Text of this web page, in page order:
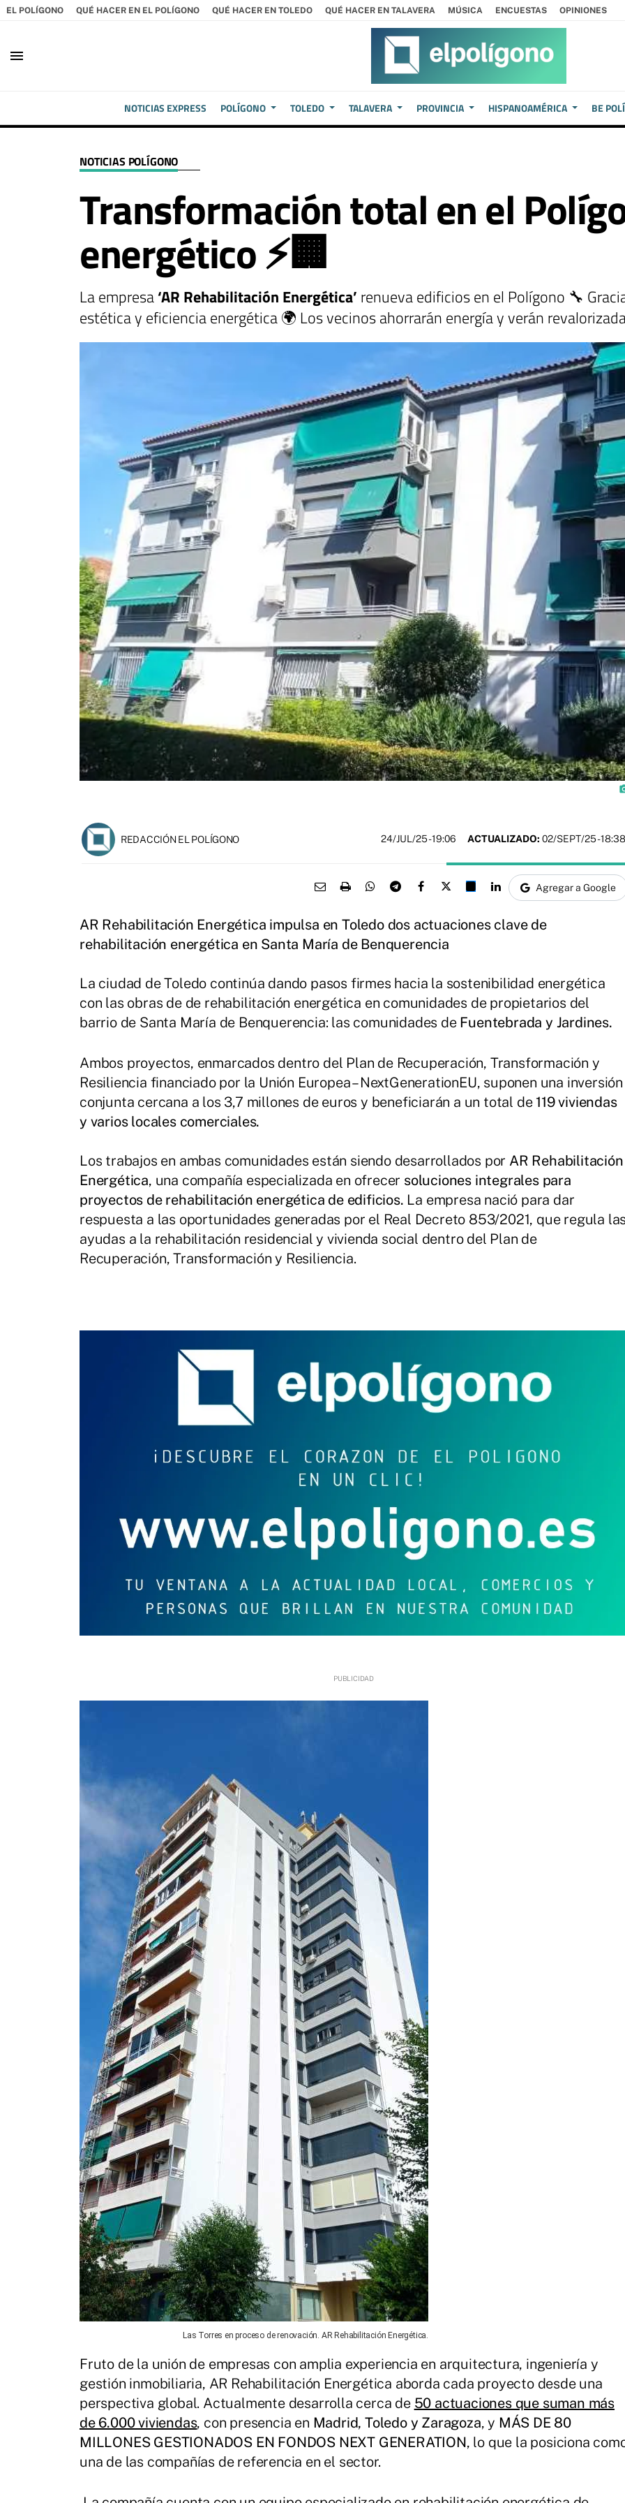
EL POLÍGONO QUÉ HACER EN EL POLÍGONO QUÉ HACER EN TOLEDO QUÉ HACER EN TALAVERA MÚSICA ENCUESTAS OPINIONES
menu
NOTICIAS EXPRESS POLÍGONO TOLEDO TALAVERA PROVINCIA HISPANOAMÉRICA BE
NOTICIAS POLÍGONO
Transformación total en el
energético ⚡🏢
La empresa‘AR Rehabilitación Energética’ renueva edificios en el Polígono 🔧
estética y eficiencia energética 🌍 Los vecinos ahorrarán energía y verán
REDACCIÓN EL POLÍGONO 24/JUL/25- 19:06 ACTUALIZADO: 02/SEPT/25 - 18:38
Agregar a Google
AR Rehabilitación Energética impulsa en Toledo dos actuaciones clave de
rehabilitación energética en Santa María de Benquerencia
La ciudad de Toledo continúa dando pasos firmes hacia la sostenibilidad energética
con las obras de de rehabilitación energética en comunidades de propietarios del
barrio de Santa María de Benquerencia: las comunidades de Fuentebrada y Jardines.
Ambos proyectos, enmarcados dentro del Plan de Recuperación, Transformación y
Resiliencia financiado por la Unión Europea – NextGenerationEU, suponen una inversión
conjunta cercana a los 3,7 millones de euros y beneficiarán a un total de 119 viviendas
y varios locales comerciales.
Los trabajos en ambas comunidades están siendo desarrollados por AR Rehabilitación
Energética, una compañía especializada en ofrecer soluciones integrales para
proyectos de rehabilitación energética de edificios. La empresa nació para dar
respuesta a las oportunidades generadas por el Real Decreto 853/2021, que regula
ayudas a la rehabilitación residencial y vivienda social dentro del Plan de
Recuperación, Transformación y Resiliencia.
Las Torres en proceso de renovación. AR Rehabilitación Energética.
Fruto de la unión de empresas con amplia experiencia en arquitectura, ingeniería y
gestión inmobiliaria, AR Rehabilitación Energética aborda cada proyecto desde una
perspectiva global. Actualmente desarrolla cerca de 50 actuaciones que suman más
de 6.000 viviendas, con presencia en Madrid, Toledo y Zaragoza, y MÁS DE 80
MILLONES GESTIONADOS EN FONDOS NEXT GENERATION, lo que la posiciona
una de las compañías de referencia en el sector.